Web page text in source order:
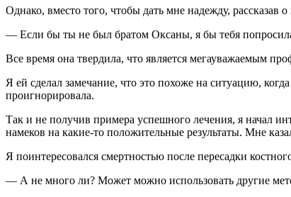
Однако, вместо того, чтобы дать мне надежду,
— Если бы ты не был братом Оксаны, я бы тебя
Все время она твердила, что является мегауважаемым
Я ей сделал замечание, что это похоже на ситуацию,
проигнорировала.
Так и не получив примера успешного лечения, я начал
намеков на какие-то положительные результаты. Мне
Я поинтересовался смертностью после пересадки
— А не много ли? Может можно использовать другие